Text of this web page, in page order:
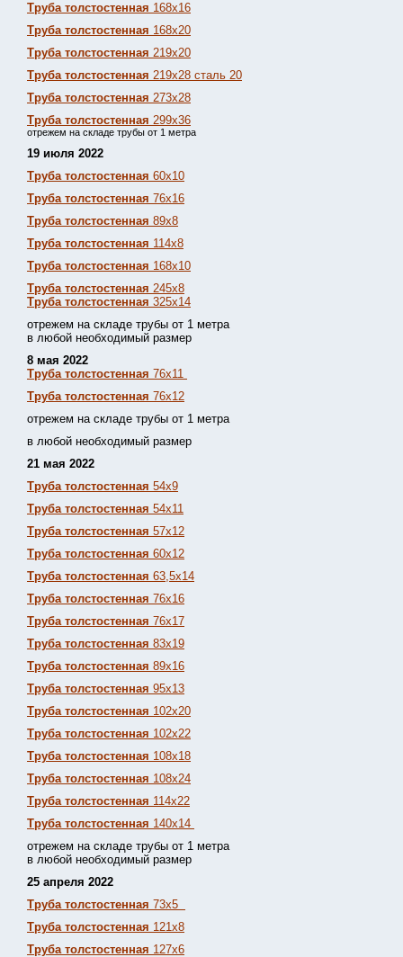
Труба толстостенная 168х16
Труба толстостенная 168х20
Труба толстостенная 219х20
Труба толстостенная 219х28 сталь 20
Труба толстостенная 273х28
Труба толстостенная 299х36
отрежем на складе трубы от 1 метра
19 июля 2022
Труба толстостенная 60х10
Труба толстостенная 76х16
Труба толстостенная 89х8
Труба толстостенная 114х8
Труба толстостенная 168х10
Труба толстостенная 245х8
Труба толстостенная 325х14
отрежем на складе трубы от 1 метра
в любой необходимый размер
8 мая 2022
Труба толстостенная 76х11
Труба толстостенная 76х12
отрежем на складе трубы от 1 метра
в любой необходимый размер
21 мая 2022
Труба толстостенная 54х9
Труба толстостенная 54х11
Труба толстостенная 57х12
Труба толстостенная 60х12
Труба толстостенная 63,5х14
Труба толстостенная 76х16
Труба толстостенная 76х17
Труба толстостенная 83х19
Труба толстостенная 89х16
Труба толстостенная 95х13
Труба толстостенная 102х20
Труба толстостенная 102х22
Труба толстостенная 108х18
Труба толстостенная 108х24
Труба толстостенная 114х22
Труба толстостенная 140х14
отрежем на складе трубы от 1 метра
в любой необходимый размер
25 апреля 2022
Труба толстостенная 73х5
Труба толстостенная 121х8
Труба толстостенная 127х6